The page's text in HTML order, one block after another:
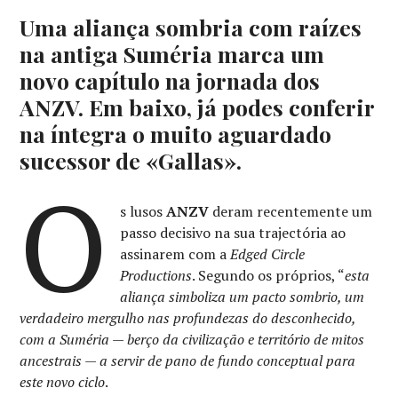
Uma aliança sombria com raízes
na antiga Suméria marca um
novo capítulo na jornada dos
ANZV. Em baixo, já podes conferir
na íntegra o muito aguardado
sucessor de «Gallas».
O s lusosANZVderam recentemente um
passo decisivo na sua trajectória ao
assinarem com aEdged Circle
Productions. Segundo os próprios, “esta
aliança simboliza um pacto sombrio, um
verdadeiro mergulho nas profundezas do desconhecido,
com a Suméria — berço da civilização e território de mitos
ancestrais — a servir de pano de fundo conceptual para
este novo ciclo.